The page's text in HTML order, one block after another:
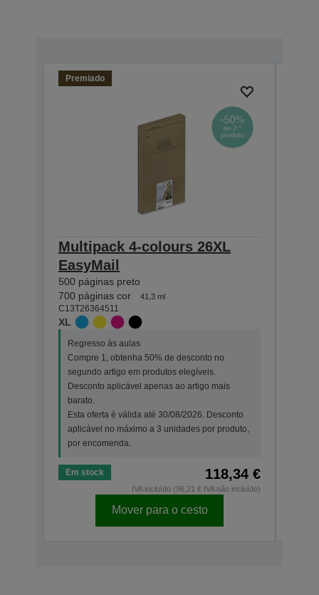
Premiado
Multipack 4-colours 26XL
EasyMail
500 páginas preto
700 páginas cor
41,3 ml
C13T26364511
XL
Regresso às aulas
Compre 1, obtenha 50% de desconto no
segundo artigo em produtos elegíveis.
Desconto aplicável apenas ao artigo mais
barato.
Esta oferta é válida até 30/08/2026. Desconto
aplicável no máximo a 3 unidades por produto,
por encomenda.
Em stock 118,34 €
IVA incluído (96,21 € IVA não incluído)
Mover para o cesto